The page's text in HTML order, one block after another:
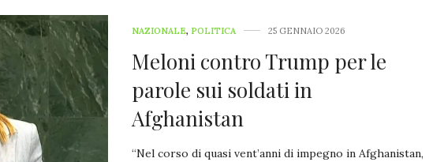
NAZIONALE, POLITICA 25 GENNAIO 2026
Meloni contro Trump per le
parole sui soldati in
Afghanistan
“Nel corso di quasi vent’anni di impegno in Afghanistan,